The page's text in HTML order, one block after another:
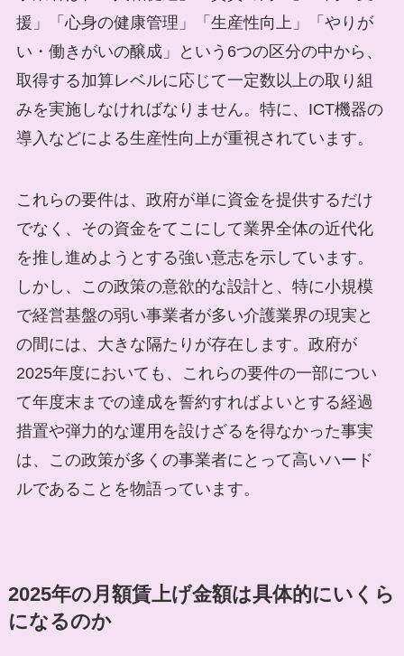
援」「心身の健康管理」「生産性向上」「やりが
い・働きがいの醸成」という6つの区分の中から、
取得する加算レベルに応じて一定数以上の取り組
みを実施しなければなりません。特に、ICT機器の
導入などによる生産性向上が重視されています。
これらの要件は、政府が単に資金を提供するだけ
でなく、その資金をてこにして業界全体の近代化
を推し進めようとする強い意志を示しています。
しかし、この政策の意欲的な設計と、特に小規模
で経営基盤の弱い事業者が多い介護業界の現実と
の間には、大きな隔たりが存在します。政府が
2025年度においても、これらの要件の一部につい
て年度末までの達成を誓約すればよいとする経過
措置や弾力的な運用を設けざるを得なかった事実
は、この政策が多くの事業者にとって高いハード
ルであることを物語っています。
2025年の月額賃上げ金額は具体的にいくら
になるのか